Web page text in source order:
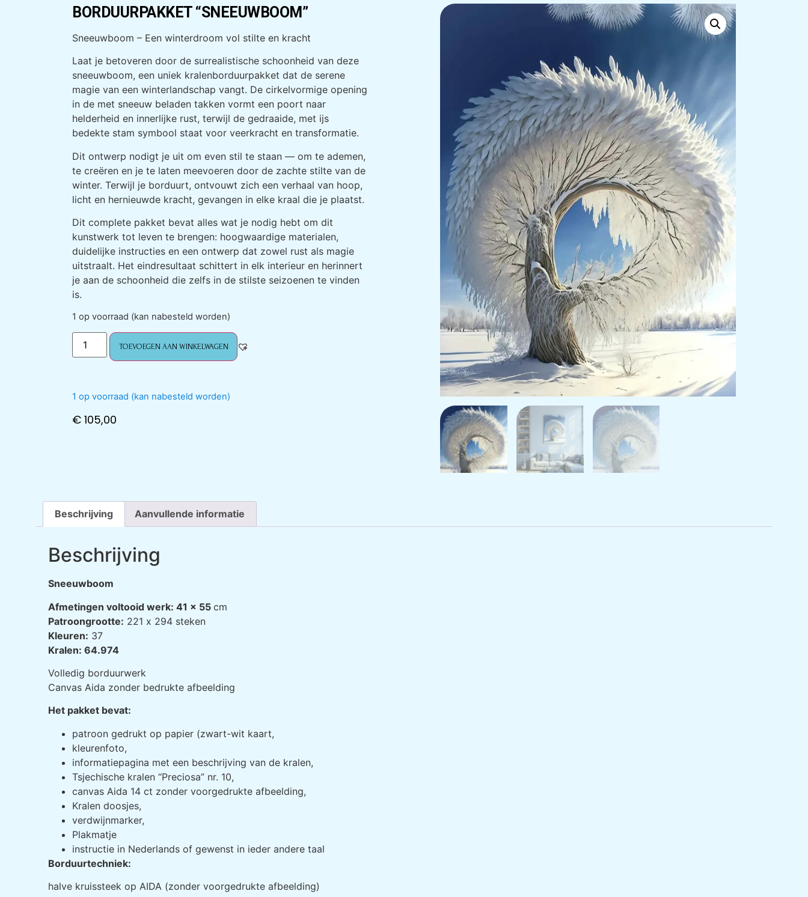
BORDUURPAKKET “SNEEUWBOOM”
Sneeuwboom – Een winterdroom vol stilte en kracht
Laat je betoveren door de surrealistische schoonheid van deze
sneeuwboom, een uniek kralenborduurpakket dat de serene
magie van een winterlandschap vangt. De cirkelvormige opening
in de met sneeuw beladen takken vormt een poort naar
helderheid en innerlijke rust, terwijl de gedraaide, met ijs
bedekte stam symbool staat voor veerkracht en transformatie.
Dit ontwerp nodigt je uit om even stil te staan — om te ademen,
te creëren en je te laten meevoeren door de zachte stilte van de
winter. Terwijl je borduurt, ontvouwt zich een verhaal van hoop,
licht en hernieuwde kracht, gevangen in elke kraal die je plaatst.
Dit complete pakket bevat alles wat je nodig hebt om dit
kunstwerk tot leven te brengen: hoogwaardige materialen,
duidelijke instructies en een ontwerp dat zowel rust als magie
uitstraalt. Het eindresultaat schittert in elk interieur en herinnert
je aan de schoonheid die zelfs in de stilste seizoenen te vinden
is.
1 op voorraad (kan nabesteld worden)
TOEVOEGEN AAN WINKELWAGEN
1 op voorraad (kan nabesteld worden)
€ 105,00
Beschrijving Aanvullende informatie
Beschrijving
Sneeuwboom
Afmetingen voltooid werk: 41 x 55 cm
Patroongrootte: 221 х 294 steken
Kleuren: 37
Kralen: 64.974
Volledig borduurwerk
Canvas Aida zonder bedrukte afbeelding
Het pakket bevat:
patroon gedrukt op papier (zwart-wit kaart,
kleurenfoto,
informatiepagina met een beschrijving van de kralen,
Tsjechische kralen “Preciosa” nr. 10,
canvas Aida 14 ct zonder voorgedrukte afbeelding,
Kralen doosjes,
verdwijnmarker,
Plakmatje
instructie in Nederlands of gewenst in ieder andere taal
Borduurtechniek:
halve kruissteek op AIDA (zonder voorgedrukte afbeelding)